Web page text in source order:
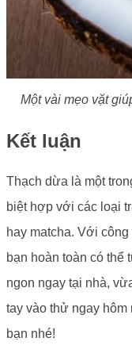
Một vài mẹo vặt
Kết luận
Thạch dừa là một
biệt hợp với các loại
hay matcha. Với
bạn hoàn toàn có thể
ngon ngay tại nhà,
tay vào thử ngay
bạn nhé!